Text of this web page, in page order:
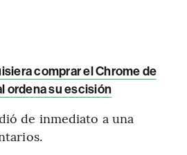
comprar el Chrome de
ordena su escisión
de inmediato a una